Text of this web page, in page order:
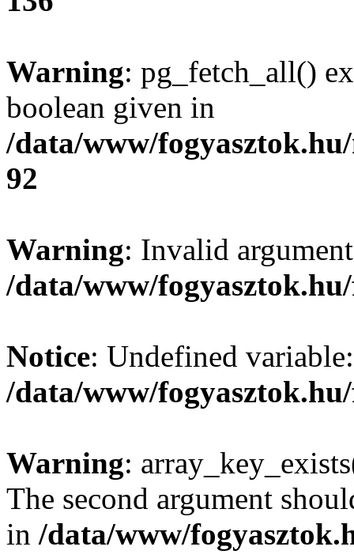
Warning: pg_fetch_all()
boolean given in
/data/www/
92
Warning: Invalid
/data/www/
Notice: Undefined
/data/www/
Warning:
The second argument
in /data/www/